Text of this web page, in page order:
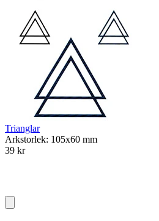
Trianglar
Arkstorlek: 105x60 mm
39 kr